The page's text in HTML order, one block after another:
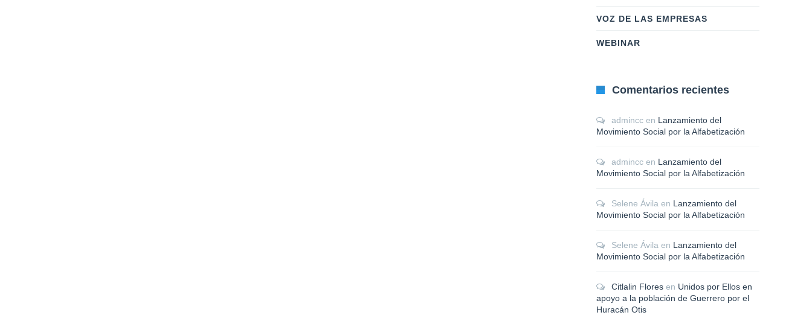
VOZ DE LAS EMPRESAS
WEBINAR
Comentarios recientes
admincc en Lanzamiento del
Movimiento Social por la Alfabetización
admincc en Lanzamiento del
Movimiento Social por la Alfabetización
Selene Ávila en Lanzamiento del
Movimiento Social por la Alfabetización
Selene Ávila en Lanzamiento del
Movimiento Social por la Alfabetización
Citlalin Flores en Unidos por Ellos en
apoyo a la población de Guerrero por el
Huracán Otis